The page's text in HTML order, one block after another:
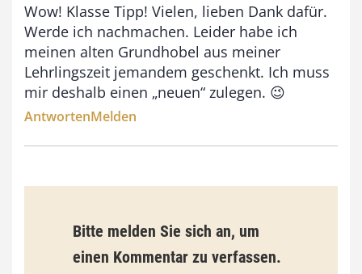
s
9
3
,
0
€
Wow! Klasse Tipp! Vielen, lieben Dank dafür.
Werde ich nachmachen. Leider habe ich
meinen alten Grundhobel aus meiner
Lehrlingszeit jemandem geschenkt. Ich muss
mir deshalb einen „neuen“ zulegen. 😉
AntwortenMelden
Bitte melden Sie sich an, um
einen Kommentar zu verfassen.